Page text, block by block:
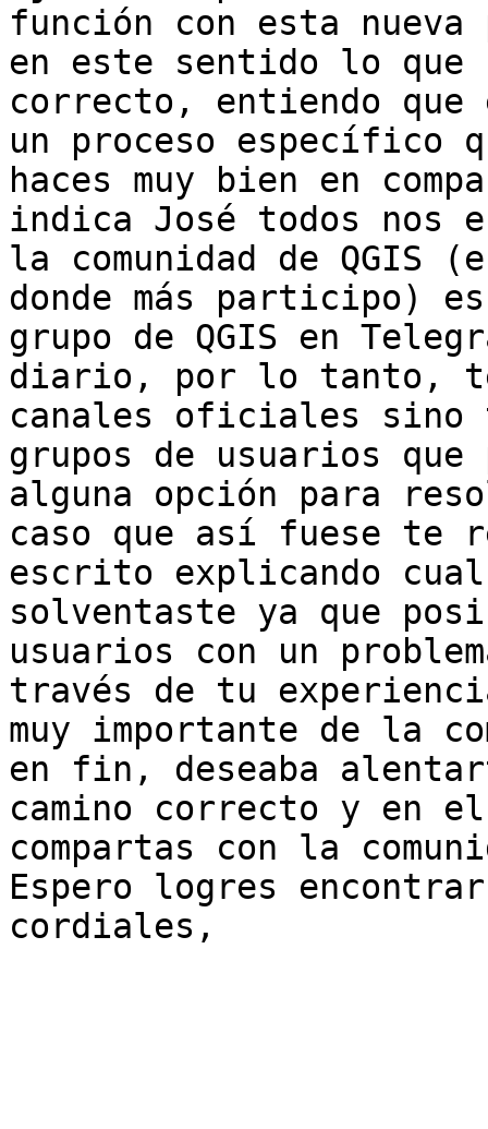
función con esta
en este sentido lo que
correcto, entiendo
un proceso específico
haces muy bien en
indica José todos nos
la comunidad de QGIS
donde más participo)
grupo de QGIS en
diario, por lo tanto,
canales oficiales
grupos de usuarios que
alguna opción para
caso que así fuese te
escrito explicando
solventaste ya que
usuarios con un
través de tu
muy importante de la
en fin, deseaba
camino correcto y en
compartas con la
Espero logres
cordiales,